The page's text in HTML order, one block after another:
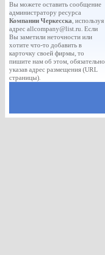
Вы можете оставить сообщение
администратору ресурса
Компании Черкесска, используя
адрес allcompany@list.ru. Если
Вы заметили неточности или
хотите что-то добавить в
карточку своей фирмы, то
пишите нам об этом, обязательно
указав адрес размещения (URL
страницы).